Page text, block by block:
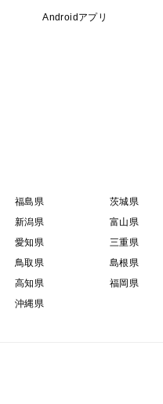
Androidアプリ
福島県
茨城県
新潟県
富山県
愛知県
三重県
鳥取県
島根県
高知県
福岡県
沖縄県